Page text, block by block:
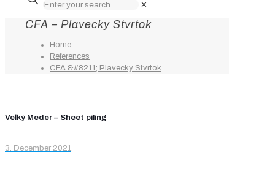
✕
CFA – Plavecky Stvrtok
Home
References
CFA &#8211; Plavecky Stvrtok
Veľký Meder – Sheet piling
3. December 2021